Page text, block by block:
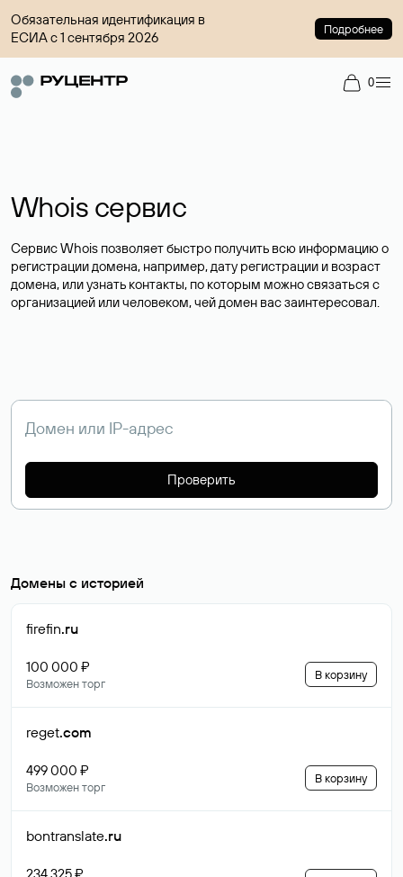
Обязательная идентификация в
ЕСИА с 1 сентября 2026
Подробнее
0
Whois сервис
Сервис Whois позволяет быстро получить всю информацию о
регистрации домена, например, дату регистрации и возраст
домена, или узнать контакты, по которым можно связаться с
организацией или человеком, чей домен вас заинтересовал.
Проверить
Домены с историей
firefin.ru
100 000 ₽
Возможен торг
В корзину
reget.com
499 000 ₽
Возможен торг
В корзину
bontranslate.ru